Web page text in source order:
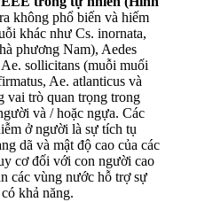
không phổ biến và hiếm
khác như Cs. inornata,
phương Nam), Aedes
sollicitans (muỗi muối
Ae. atlanticus và
vai trò quan trọng trong
và / hoặc ngựa. Các
ở người là sự tích tụ
dã và mật độ cao của các
cơ đối với con người cao
các vùng nước hỗ trợ sự
khả năng.